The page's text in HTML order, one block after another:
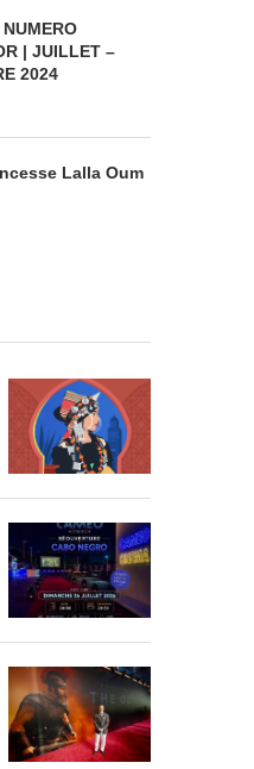
| JUILLET –
2024
Lalla Oum